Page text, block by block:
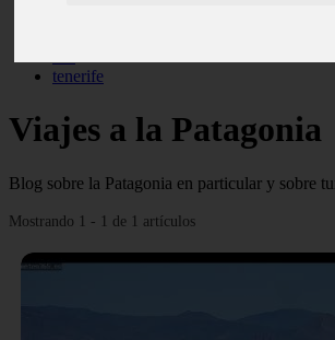
tenerife
Viajes a la Patagonia
Blog sobre la Patagonia en particular y sobre
Mostrando 1 - 1 de 1 artículos